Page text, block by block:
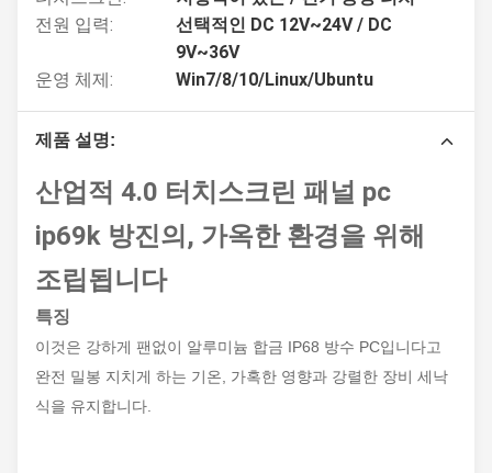
전원 입력:
선택적인 DC 12V~24V / DC
9V~36V
운영 체제:
Win7/8/10/Linux/Ubuntu
제품 설명:
산업적 4.0 터치스크린 패널 pc
ip69k 방진의, 가옥한 환경을 위해
조립됩니다
특징
이것은 강하게 팬없이 알루미늄 합금 IP68 방수 PC입니다고
완전 밀봉 지치게 하는 기온, 가혹한 영향과 강렬한 장비 세낙
식을 유지합니다.